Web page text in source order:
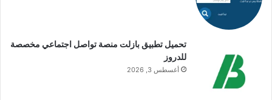
تحميل تطبيق بازلت منصة تواصل اجتماعي مخصصة
للدروز
أغسطس 3, 2026